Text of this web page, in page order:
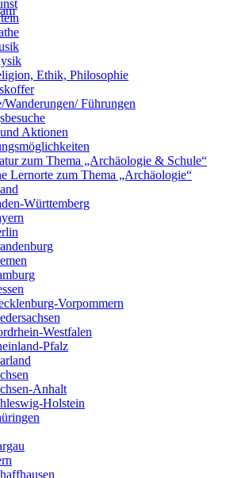
Ethik, Philosophie
Wanderungen/ Führungen
Aktionen
zum Thema „Archäologie & Schule“
Lernorte zum Thema „Archäologie“
Württemberg
Vorpommern
Westfalen
Pfalz
Anhalt
Holstein